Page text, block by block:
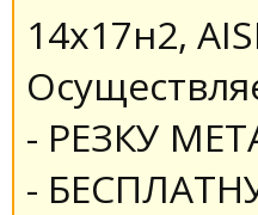
14х17н2,
- РЕЗКУ
-